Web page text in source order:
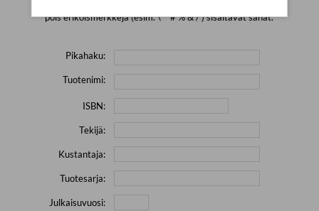
pois erikoismerkkejä (esim. \' " # % & / ) sisältävät sanat.
Pikahaku:
Tuotenimi:
ISBN:
Tekijä:
Kustantaja:
Tuotesarja:
Julkaisuvuosi: